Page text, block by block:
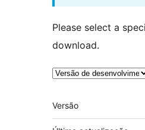
Please select a
download.
Metadados
Versão